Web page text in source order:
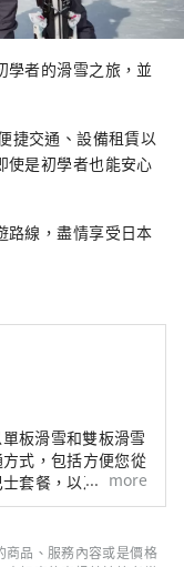
學者的滑雪之旅，並
捷交通、設備租賃以
使是初學者也能安心
路線，盡情享受日本
板滑雪和雙板滑雪
式，包括方便您從
套餐，以及新幹線
含纜車票和便捷一
樂趣。
more
商品、服務內容或是價格